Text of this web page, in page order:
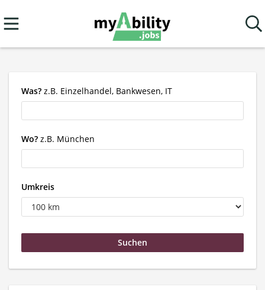
Was? z.B. Einzelhandel, Bankwesen, IT
Wo? z.B. München
Umkreis